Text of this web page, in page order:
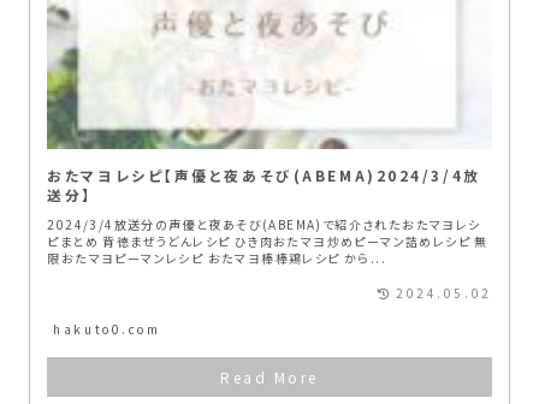
おたマヨレシピ【声優と夜あそび(ABEMA)2024/3/4放
送分】
2024/3/4放送分の声優と夜あそび(ABEMA)で紹介されたおたマヨレシ
ピまとめ 背徳まぜうどんレシピ ひき肉おたマヨ炒めピーマン詰めレシピ 無
限おたマヨピーマンレシピ おたマヨ棒棒鶏レシピ から...
hakuto0.com
2024.05.02